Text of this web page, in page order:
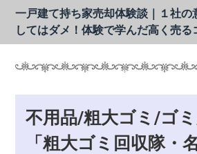
一戸建て持ち家売却体験談｜１社の
してはダメ！体験で学んだ高く売る
賀茂 北山】
不用品/粗大ゴミ/ゴ
「粗大ゴミ回収隊・